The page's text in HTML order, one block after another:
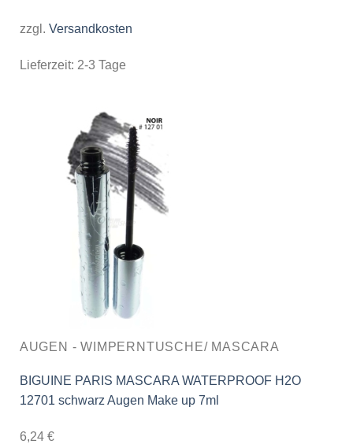
zzgl. Versandkosten
Lieferzeit: 2-3 Tage
AUGEN - WIMPERNTUSCHE/ MASCARA
BIGUINE PARIS MASCARA WATERPROOF H2O
12701 schwarz Augen Make up 7ml
6,24 €